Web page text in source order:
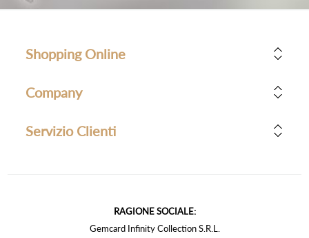
Shopping Online
Company
Servizio Clienti
RAGIONE SOCIALE:
Gemcard Infinity Collection S.R.L.